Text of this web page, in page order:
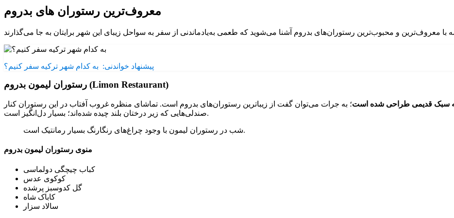
معروف‌ترین رستوران های بدروم
پیشنهاد خواندنی: به کدام شهر ترکیه سفر کنیم؟
رستوران لیمون بدروم (Limon Restaurant)
سبک قدیمی طراحی شده است؛ به جرات می‌توان گفت از زیباترین رستوران‌های بدروم است. تماشای منظره غروب آفتاب در این رستوران کنار
صندلی‌هایی که زیر درختان بلند چیده شده‌اند؛ بسیار دل‌انگیز است.
شب‌ در رستوران لیمون با وجود چراغ‌های رنگارنگ بسیار رمانتیک است.
منوی رستوران لیمون بدروم
کباب چیچگی دولماسی
کوکوی عدس
گل کدوسبز پرشده
کاباک شاه
سالاد سزار